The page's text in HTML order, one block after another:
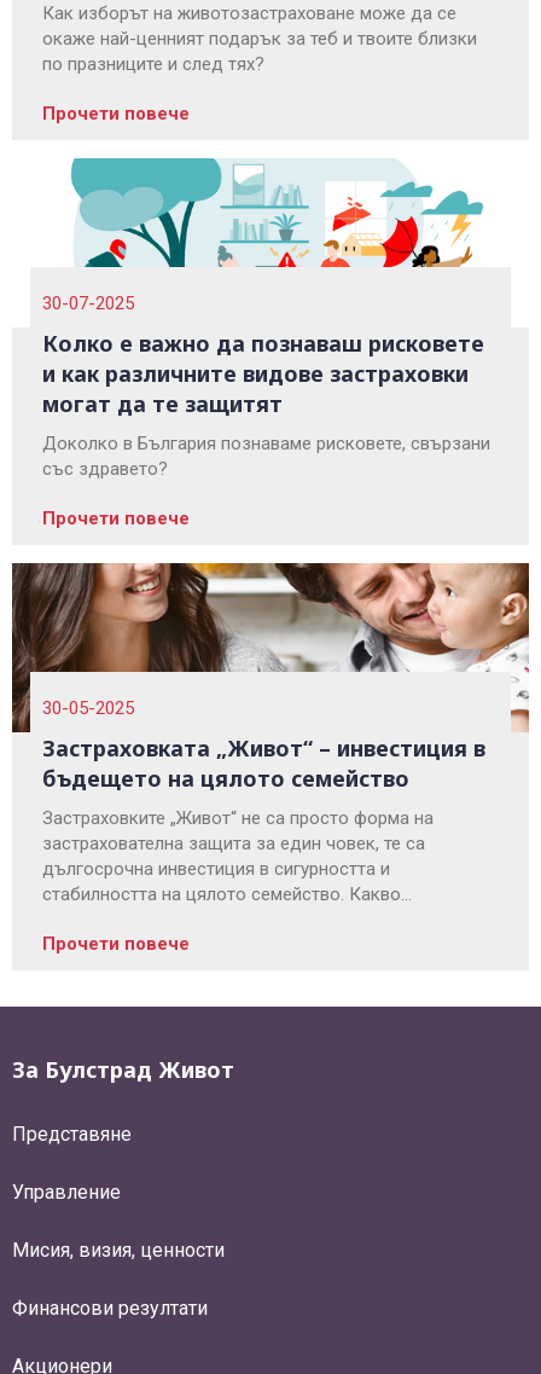
Как изборът на животозастраховане може да се
окаже най-ценният подарък за теб и твоите близки
по празниците и след тях?
Прочети повече
30-07-2025
Колко е важно да познаваш рисковете
и как различните видове застраховки
могат да те защитят
Доколко в България познаваме рисковете, свързани
със здравето?
Прочети повече
30-05-2025
Застраховката „Живот“ – инвестиция в
бъдещето на цялото семейство
Застраховките „Живот“ не са просто форма на
застрахователна защита за един човек, те са
дългосрочна инвестиция в сигурността и
стабилността на цялото семейство. Какво
в блога на Булстрад Живот.
Прочети повече
За Булстрад Живот
Представяне
Управление
Мисия, визия, ценности
Финансови резултати
Акционери